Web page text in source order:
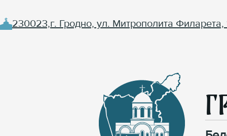
230023,г. Гродно, ул. Митрополита Филарета,